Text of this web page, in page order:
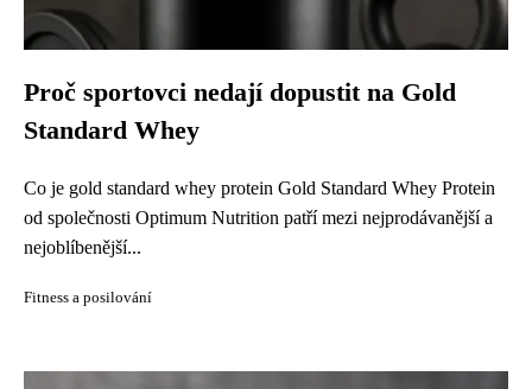
Proč sportovci nedají dopustit na Gold
Standard Whey
Co je gold standard whey protein Gold Standard Whey Protein
od společnosti Optimum Nutrition patří mezi nejprodávanější a
nejoblíbenější...
Fitness a posilování